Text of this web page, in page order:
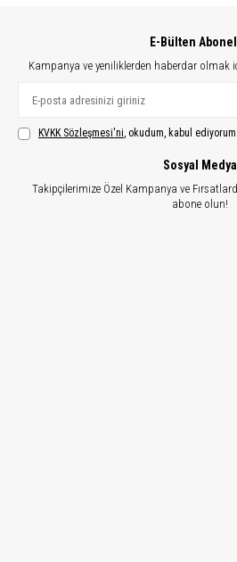
E-Bülten
Kampanya ve yeniliklerden haberdar olmak
KVKK Sözleşmesi'ni, okudum, kabul ediyorum.
Sosyal Medya
Takipçilerimize Özel Kampanya ve
abone olun!